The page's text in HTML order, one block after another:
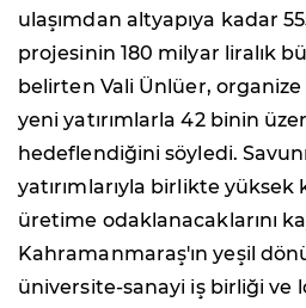
ulaşımdan altyapıya kadar
projesinin 180 milyar liralık
belirten Vali Ünlüer,
yeni yatırımlarla 42 binin
hedeflendiğini söyledi.
yatırımlarıyla birlikte
üretime odaklanacaklarını
Kahramanmaraş'ın yeşil
üniversite-sanayi iş birliği ve